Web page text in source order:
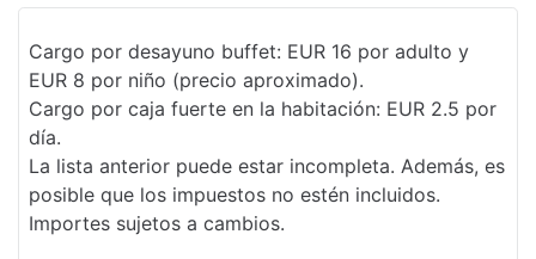
Personal multilingüe
Dispensador de agua
Almacenamiento seguro de bicicletas
Elevador
Snorkel
Cargo por desayuno buffet: EUR 16 por adulto y
EUR 8 por niño (precio aproximado).
Cargo por caja fuerte en la habitación: EUR 2.5 por
día.
La lista anterior puede estar incompleta. Además, es
posible que los impuestos no estén incluidos.
Importes sujetos a cambios.